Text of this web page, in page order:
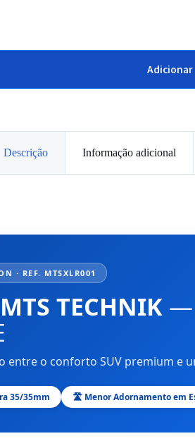
Adicionar
Descrição Informação adicional
· REF. MTSXLR001
TECHNIK —
entre o conforto SUV premium e
35/35mm 🛣️ Menor Adornamento em